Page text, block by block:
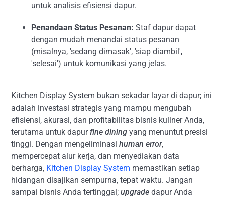
untuk analisis efisiensi dapur.
Penandaan Status Pesanan: Staf dapur dapat
dengan mudah menandai status pesanan
(misalnya, 'sedang dimasak', 'siap diambil',
'selesai') untuk komunikasi yang jelas.
Kitchen Display System bukan sekadar layar di dapur; ini
adalah investasi strategis yang mampu mengubah
efisiensi, akurasi, dan profitabilitas bisnis kuliner Anda,
terutama untuk dapurfine dining yang menuntut presisi
tinggi. Dengan mengeliminasihuman error,
mempercepat alur kerja, dan menyediakan data
berharga, Kitchen Display System memastikan setiap
hidangan disajikan sempurna, tepat waktu. Jangan
sampai bisnis Anda tertinggal;upgrade dapur Anda